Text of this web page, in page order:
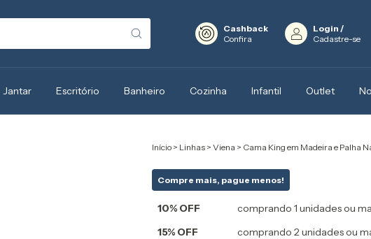
Cashback
Confira
Login /
Cadastre-se
Jantar Escritório Banheiro Cozinha Infantil Outlet
Início > Linhas > Viena > Cama King em Madeira e Palha
Compre mais, pague menos!
10% OFF
comprando 1 unidades ou
15% OFF
comprando 2 unidades ou